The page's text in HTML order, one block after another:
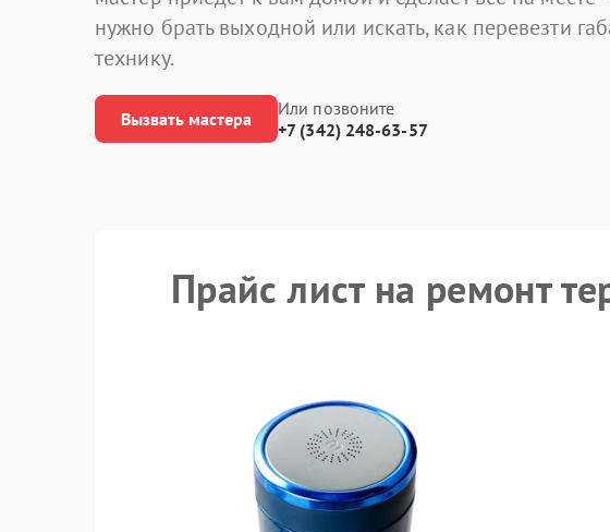
нужно брать выходной или искать, как перевезти
технику.
Вызвать мастера
Или позвоните
+7 (342) 248-63-57
Прайс лист на ремонт